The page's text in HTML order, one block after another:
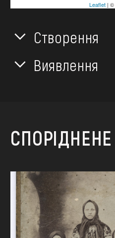
Leaflet| ©
Створення
Виявлення
СПОРІДНЕНЕ